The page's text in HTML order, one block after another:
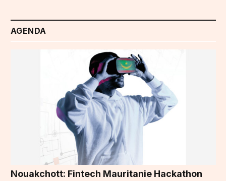
AGENDA
Nouakchott: Fintech Mauritanie Hackathon